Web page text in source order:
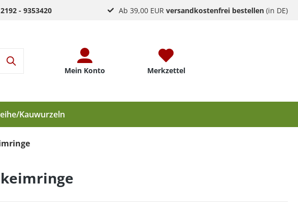
- 9353420 Ab 39,00 EURversandkostenfrei bestellen (in DE)
Mein Konto Merkzettel
Kauwurzeln